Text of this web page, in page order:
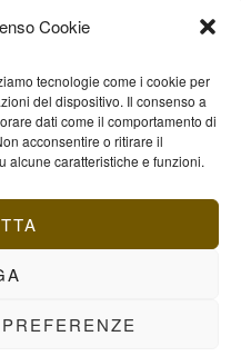
Cookie
tecnologie come i cookie per
del dispositivo. Il consenso a
dati come il comportamento di
acconsentire o ritirare il
alcune caratteristiche e funzioni.
© 2023 | P.IVA